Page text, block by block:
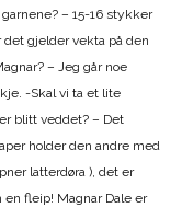
– 15-16 stykker
det gjelder vekta på den
– Jeg går noe
-Skal vi ta et lite
blitt veddet? – Det
holder den andre med
latterdøra ), det er
fleip! Magnar Dale er